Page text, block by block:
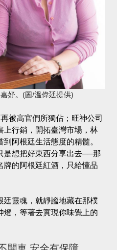
妤。(圖/溫偉廷提供)
被高官們所獨佔；旺神公司
上行銷，開拓臺灣市場，林
阿根廷生活態度的精髓。
是想把好東西分享出去──那
牌的阿根廷紅酒，只給懂品
廷靈魂，就靜謐地藏在那樸
燈，等著去實現你味覺上的